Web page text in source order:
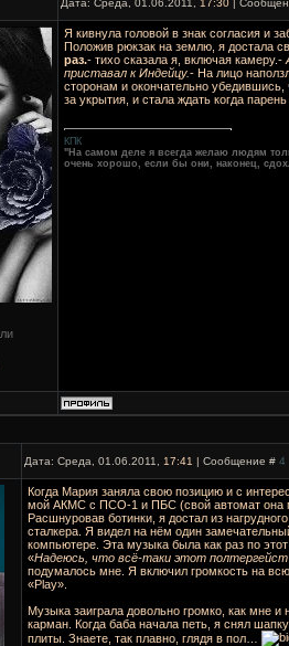
Дата: Среда, 01.06.2011, 17:30 |
Я кивнула головой в знак согласия и
Положив рюкзак на землю, я достала
раз.- тихо сказала я, включая камеру.-
приставал к Индейцу.- На лицо
сторонам и окончательно убедившись,
за укрытия, и стала ждать когда парень
КПК
"На самом деле я всегда желаю людям
очень хорошо, если бы они, наконец,
Дата: Среда, 01.06.2011, 17:41 | Сообщение # 4
Когда Мария заняла свою позицию и с
мой АКМС с ПСО-1 и ПБС (свой автомат она
Расшнуровав ботинки, я достал из
сталкера. Я видел на нём один
компьютере. Эта музыка была как раз по
«Надеюсь, что всё-таки этот
подумалось мне. Я включил громкость на
«Play».
Музыка заиграла довольно громко, как мне
карман. Когда баба начала петь, я снял
плиты. Знаете, так плавно, глядя в пол…